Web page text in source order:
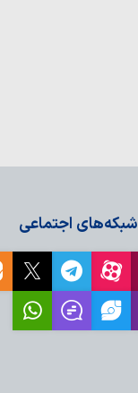
شبکه‌های اجتماعی